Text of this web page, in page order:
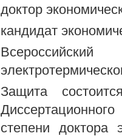
доктор
кандидат
Защита
степени доктора